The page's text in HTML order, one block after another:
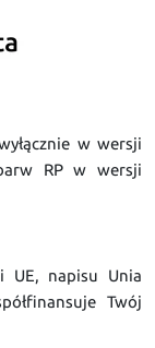
w wersji
RP w wersji
UE, napisu Unia
Twój